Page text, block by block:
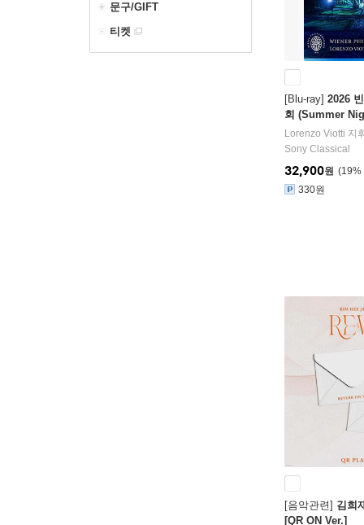
문구/GIFT
티켓
[Blu-ray] 2026
회 (Summer
[Blu-ray]
Lorenzo Viotti 지
Sony Classical
19%
32,900원
330원
[음악관련] 김희
[QR ON Ver.]